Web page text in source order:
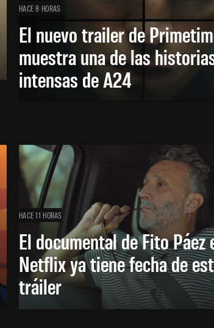
HACE 8 HORAS
El nuevo trailer de
muestra una de las
intensas de A24
HACE 11 HORAS
El documental de Fito Páez
Netflix ya tiene fecha de
tráiler